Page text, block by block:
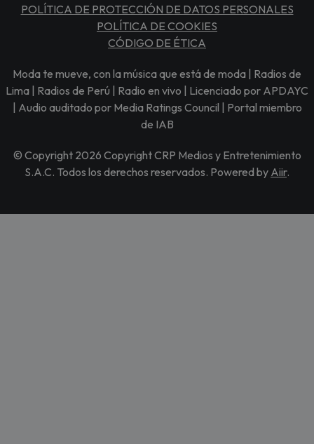
POLÍTICA DE PROTECCIÓN DE DATOS PERSONALES
POLÍTICA DE COOKIES
CÓDIGO DE ÉTICA
Moda te mueve, con la música que está de moda | Radios de
Lima | Radios de Perú | Radio en vivo | Licenciado por APDAYC
| Audio auditado por Media Ratings Council | Portal miembro
de IAB
© Copyright 2026 Copyright CRP Medios y Entretenimiento
S.A.C. Todos los derechos reservados. Powered by Aiir.